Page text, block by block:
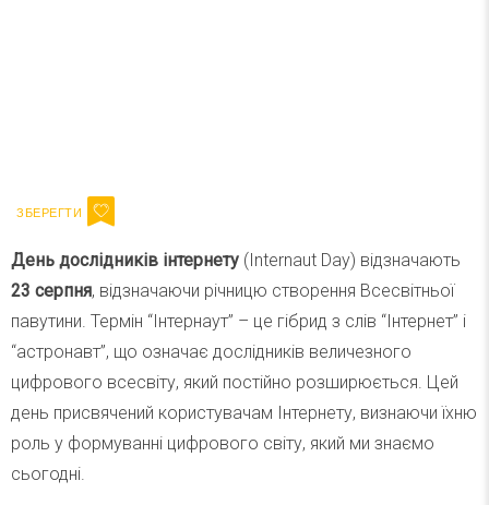
День дослідників інтернету (Internaut Day) відзначають
23 серпня, відзначаючи річницю створення Всесвітньої
павутини. Термін “Інтернаут” – це гібрид з слів “Інтернет” і
“астронавт”, що означає дослідників величезного
цифрового всесвіту, який постійно розширюється. Цей
день присвячений користувачам Інтернету, визнаючи їхню
роль у формуванні цифрового світу, який ми знаємо
сьогодні.